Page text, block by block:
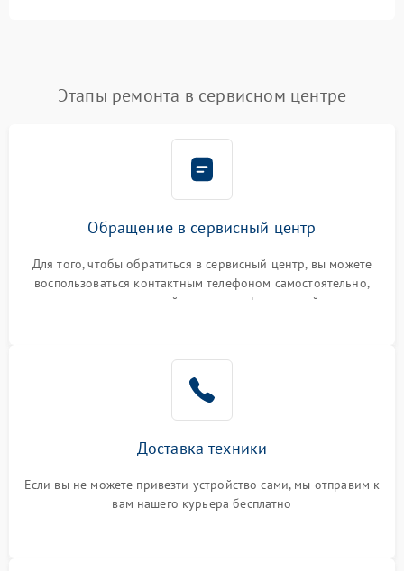
Этапы ремонта в сервисном центре
Обращение в сервисный центр
Для того, чтобы обратиться в сервисный центр, вы можете
воспользоваться контактным телефоном самостоятельно,
или оставить свой номер телефона на сайте
Доставка техники
Если вы не можете привезти устройство сами, мы отправим к
вам нашего курьера бесплатно